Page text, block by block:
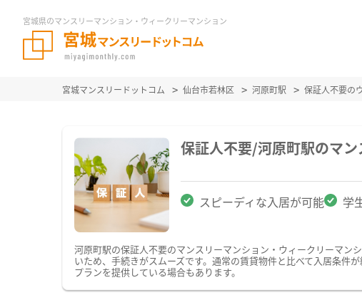
宮城県のマンスリーマンション・ウィークリーマンション
宮城マンスリードットコム 仙台市若林区 河原町駅 保証人不要の
保証人不要/河原町駅のマ
スピーディな入居が可能 学
河原町駅の保証人不要のマンスリーマンション・ウィークリーマン
いため、手続きがスムーズです。通常の賃貸物件と比べて入居条件
プランを提供している場合もあります。